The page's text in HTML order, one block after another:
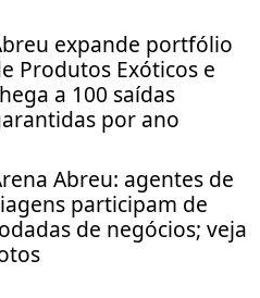
expande portfólio
Produtos Exóticos e
a 100 saídas
por ano
Abreu: agentes de
participam de
de negócios; veja